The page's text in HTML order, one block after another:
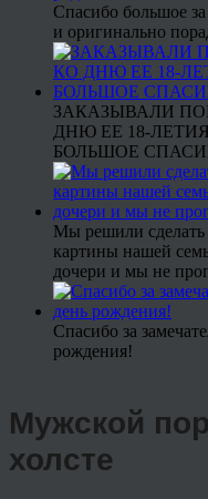
Спасибо большое
и оригинально
ЗАКАЗЫВАЛИ
ДНЮ ЕЕ 18-
БОЛЬШОЕ
Мы решили сделать
картины нашей
дочери и мы не
Спасибо за
рождения!
Мужской
холсте